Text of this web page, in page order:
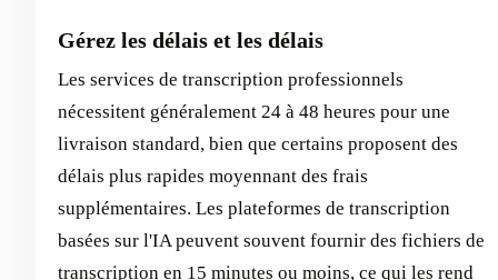
Gérez les délais et les délais
Les services de transcription professionnels
nécessitent généralement 24 à 48 heures pour une
livraison standard, bien que certains proposent des
délais plus rapides moyennant des frais
supplémentaires. Les plateformes de transcription
basées sur l'IA peuvent souvent fournir des fichiers de
transcription en 15 minutes ou moins, ce qui les rend